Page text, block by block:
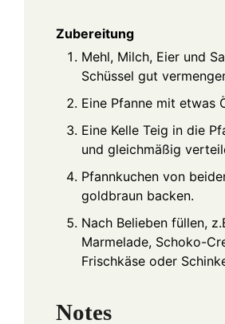
Zubereitung
Mehl, Milch, Eier und
Schüssel gut
Eine Pfanne mit etwas
Eine Kelle Teig in die
und gleichmäßig
Pfannkuchen von
goldbraun backen.
Nach Belieben füllen,
Marmelade, Schoko-
Frischkäse oder
Notes